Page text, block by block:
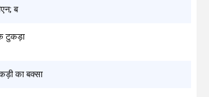
ब
टुकड़ा
का बक्सा